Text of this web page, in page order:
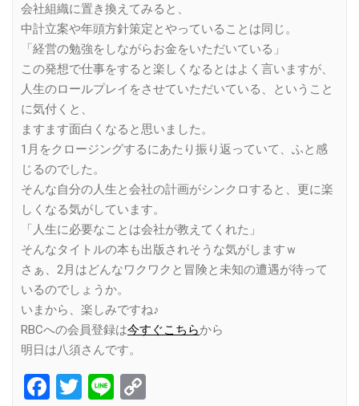
会社組織に置き換えてみると、
中計立案や年頭方針策定とやっていることは同じ。
「経営の勉強をしながらお金をいただいている」
この発想で仕事をすると楽しくなるとはよく言いますが、
人生のロールプレイをさせていただいている、ということ
に気付くと、
ますます面白くなると思いました。
1月をクロージングするにあたり振り返っていて、ふと感
じるのでした。
そんな自分の人生と会社の計画がシンクロすると、更に楽
しくなる気がしています。
「人生に必要なことは会社が教えてくれた」
そんなタイトルの本も出版されそうな気がしますｗ
さぁ、2月はどんなワクワクと冒険と未知の遭遇が待って
いるのでしょうか。
いまから、楽しみですね♪
RBCへの会員登録は今すぐこちらから
明日は八須さんです。
Facebook
Twitter
Line